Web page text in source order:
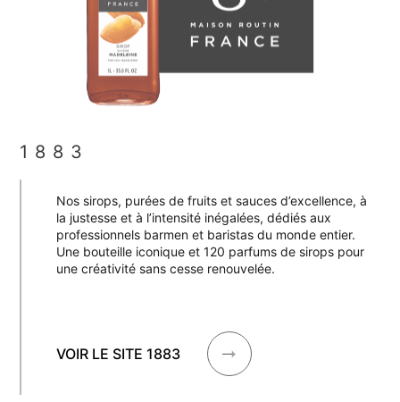
1883
Nos sirops, purées de fruits et sauces d’excellence, à
la justesse et à l’intensité inégalées, dédiés aux
professionnels barmen et baristas du monde entier.
Une bouteille iconique et 120 parfums de sirops pour
une créativité sans cesse renouvelée.
VOIR LE SITE 1883